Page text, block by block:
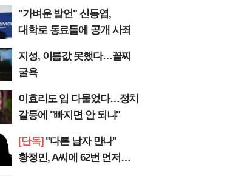
"가벼운 발언" 신동엽,
대학로 동료들에 공개 사죄
지성, 이름값 못했다…꼴찌
굴욕
이효리도 입 다물었다…정치
갈등에 "빠지면 안 되냐"
[단독]"다른 남자 만나"
황정민, A씨에 62번 먼저